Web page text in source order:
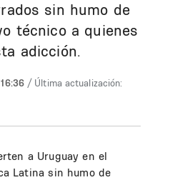
sin humo de
técnico a quienes
adicción.
/ Última actualización:
a Uruguay en el
Latina sin humo de